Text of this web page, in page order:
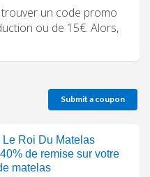
un code promo
ou de 15€. Alors,
Submit a coupon
Roi Du Matelas
de remise sur votre
matelas